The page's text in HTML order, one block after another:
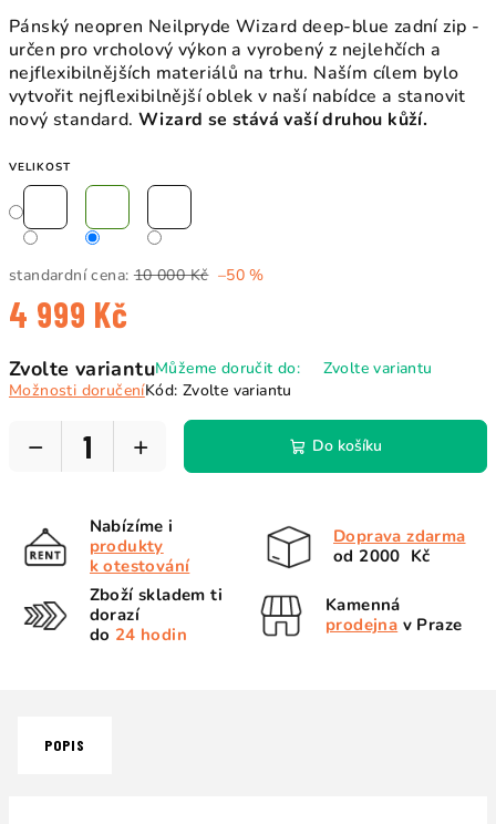
Pánský neopren Neilpryde Wizard deep-blue zadní zip -
určen pro vrcholový výkon a vyrobený z nejlehčích a
nejflexibilnějších materiálů na trhu. Naším cílem bylo
vytvořit nejflexibilnější oblek v naší nabídce a stanovit
nový standard. Wizard se stává vaší druhou kůží.
VELIKOST
standardní cena: 10 000 Kč –50 %
4 999 Kč
cena:
Zvolte variantuMůžeme doručit do:
Zvolte variantu
Možnosti doručeníKód: Zvolte variantu
+
− Do košíku
Nabízíme i
produkty
k otestování
Doprava zdarma
od 2000 Kč
Zboží skladem ti
dorazí
do 24 hodin
Kamenná
prodejna v Praze
POPIS